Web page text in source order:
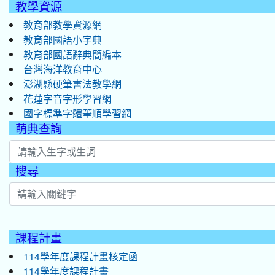
教學資源
教育部教學資源網
教育部國語小字典
教育部國語辭典簡編本
台灣海洋教育中心
澎湖縣硬筆書法教學網
花蓮字音字形學習網
國字標準字體筆順學習網
萌典查詢
搜尋
課程計畫
114學年度課程計畫核定函
114學年度課程計畫